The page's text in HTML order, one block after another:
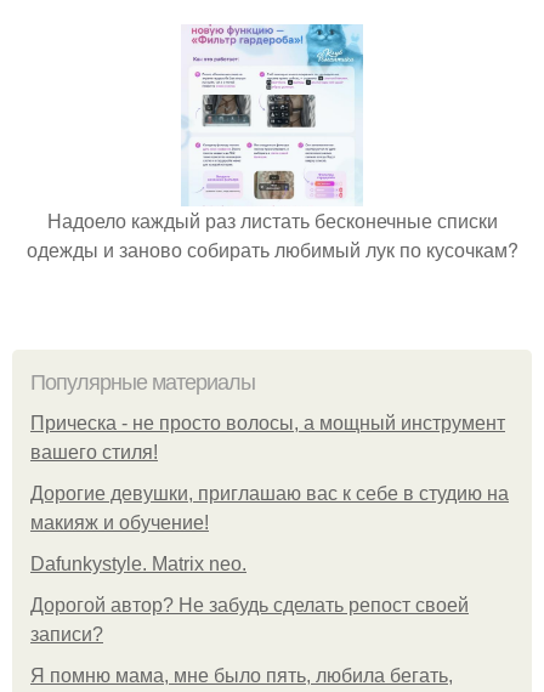
Надоело каждый раз листать бесконечные списки
одежды и заново собирать любимый лук по кусочкам?
Популярные материалы
Прическа - не просто волосы, а мощный инструмент
вашего стиля!
Дорогие девушки, приглашаю вас к себе в студию на
макияж и обучение!
Dafunkystyle. Matrix neo.
Дорогой автор? Не забудь сделать репост своей
записи?
Я помню мама, мне было пять, любила бегать,